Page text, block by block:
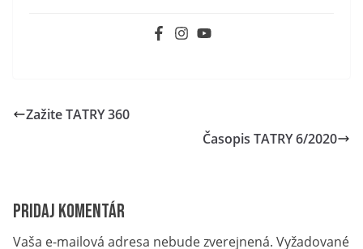
Zažite TATRY 360
Časopis TATRY 6/2020
Pridaj komentár
Vaša e-mailová adresa nebude zverejnená. Vyžadované